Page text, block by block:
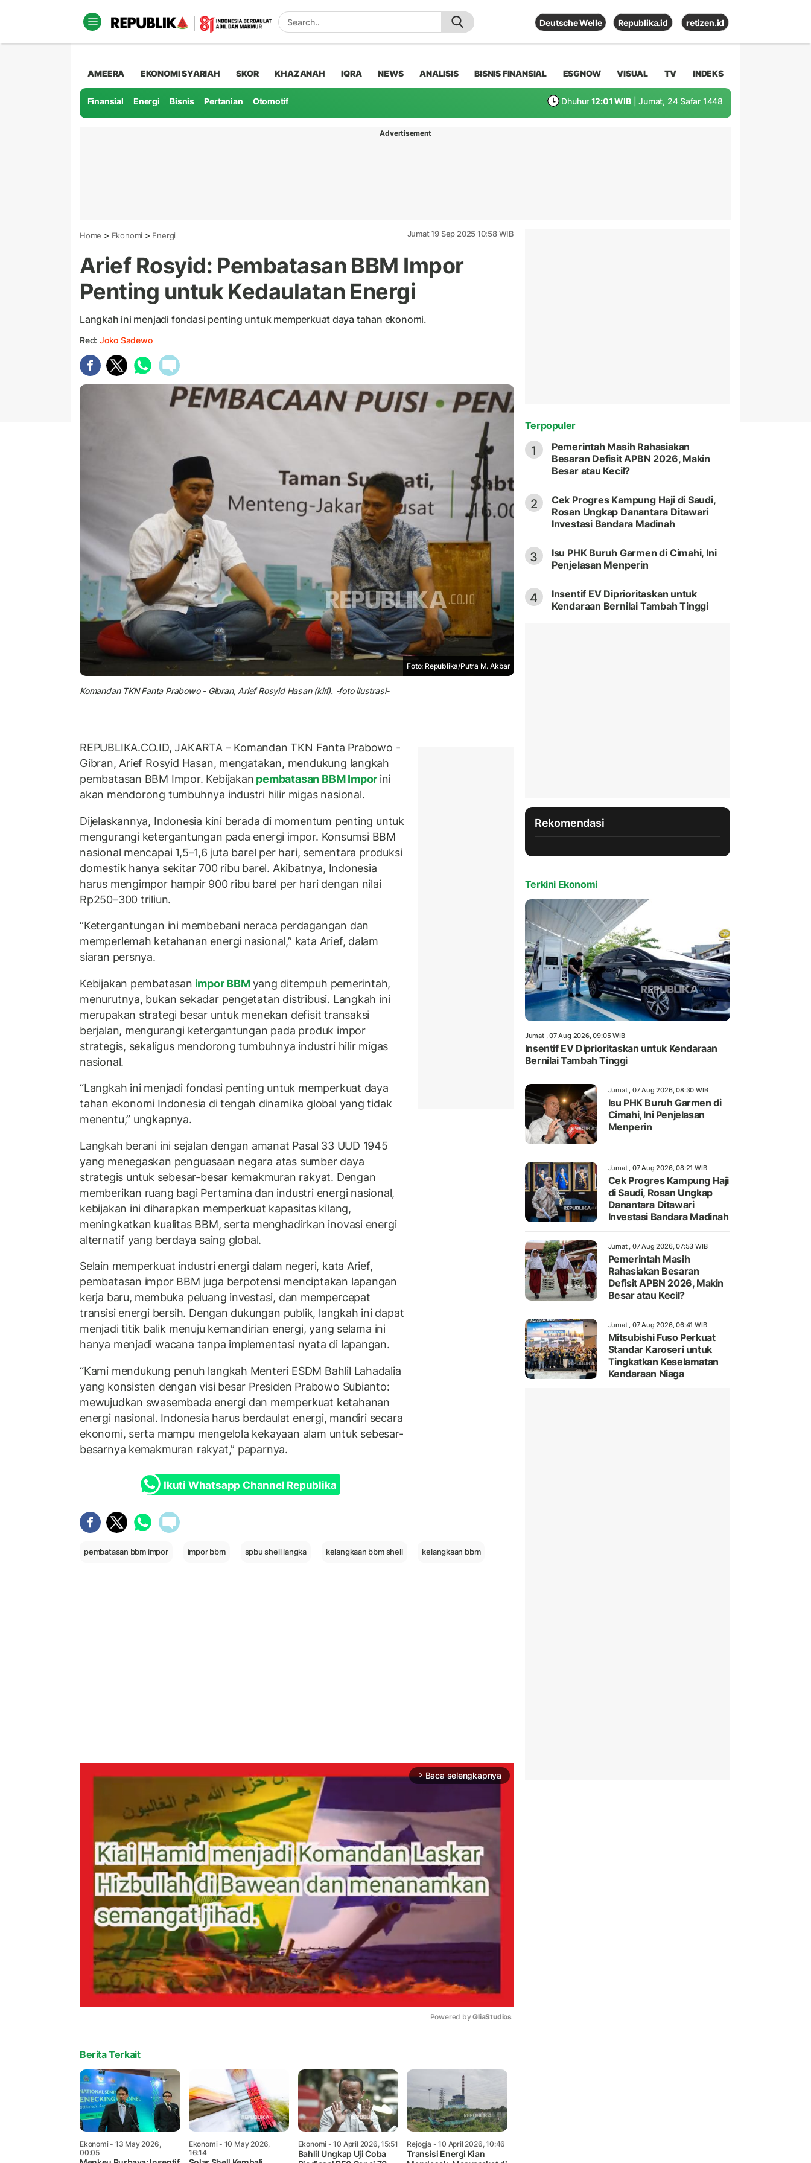
Deutsche Welle Republika.id retizen.id
AMEERA EKONOMI SYARIAH SKOR KHAZANAH IQRA NEWS ANALISIS BISNIS FINANSIAL ESGNOW VISUAL TV INDEKS
Finansial Energi Bisnis Pertanian Otomotif Dhuhur 12:01 WIB | Jumat, 24 Safar 1448
Advertisement
Home > Ekonomi > Energi Jumat 19 Sep 2025 10:58 WIB
Arief Rosyid: Pembatasan BBM Impor
Penting untuk Kedaulatan Energi
Langkah ini menjadi fondasi penting untuk memperkuat daya tahan ekonomi.
Red: Joko Sadewo
Foto: Republika/Putra M. Akbar
Komandan TKN Fanta Prabowo - Gibran, Arief Rosyid Hasan (kiri). -foto ilustrasi-
REPUBLIKA.CO.ID, JAKARTA – Komandan TKN Fanta Prabowo -
Gibran, Arief Rosyid Hasan, mengatakan, mendukung langkah
pembatasan BBM Impor. Kebijakan pembatasan BBM Impor ini
akan mendorong tumbuhnya industri hilir migas nasional.
Dijelaskannya, Indonesia kini berada di momentum penting untuk
mengurangi ketergantungan pada energi impor. Konsumsi BBM
nasional mencapai 1,5–1,6 juta barel per hari, sementara produksi
domestik hanya sekitar 700 ribu barel. Akibatnya, Indonesia
harus mengimpor hampir 900 ribu barel per hari dengan nilai
Rp250–300 triliun.
“Ketergantungan ini membebani neraca perdagangan dan
memperlemah ketahanan energi nasional,” kata Arief, dalam
siaran persnya.
Kebijakan pembatasan impor BBMyang ditempuh pemerintah,
menurutnya, bukan sekadar pengetatan distribusi. Langkah ini
merupakan strategi besar untuk menekan defisit transaksi
berjalan, mengurangi ketergantungan pada produk impor
strategis, sekaligus mendorong tumbuhnya industri hilir migas
nasional.
“Langkah ini menjadi fondasi penting untuk memperkuat daya
tahan ekonomi Indonesia di tengah dinamika global yang tidak
menentu,” ungkapnya.
Langkah berani ini sejalan dengan amanat Pasal 33 UUD 1945
yang menegaskan penguasaan negara atas sumber daya
strategis untuk sebesar-besar kemakmuran rakyat. Dengan
memberikan ruang bagi Pertamina dan industri energi nasional,
kebijakan ini diharapkan memperkuat kapasitas kilang,
meningkatkan kualitas BBM, serta menghadirkan inovasi energi
alternatif yang berdaya saing global.
Selain memperkuat industri energi dalam negeri, kata Arief,
pembatasan impor BBM juga berpotensi menciptakan lapangan
kerja baru, membuka peluang investasi, dan mempercepat
transisi energi bersih. Dengan dukungan publik, langkah ini dapat
menjadi titik balik menuju kemandirian energi, yang selama ini
hanya menjadi wacana tanpa implementasi nyata di lapangan.
“Kami mendukung penuh langkah Menteri ESDM Bahlil Lahadalia
yang konsisten dengan visi besar Presiden Prabowo Subianto:
mewujudkan swasembada energi dan memperkuat ketahanan
energi nasional. Indonesia harus berdaulat energi, mandiri secara
ekonomi, serta mampu mengelola kekayaan alam untuk sebesar-
besarnya kemakmuran rakyat,” paparnya.
Ikuti Whatsapp Channel Republika
pembatasan bbm impor impor bbm spbu shell langka kelangkaan bbm shell kelangkaan bbm
arrow_forward_ios Baca selengkapnya
Powered by GliaStudios
Berita Terkait
Ekonomi- 13 May 2026,
00:05
Ekonomi- 10 May 2026,
16:14
Ekonomi - 10 April 2026, 15:51
Bahlil Ungkap Uji Coba
Rejogja - 10 April 2026, 10:46
Transisi Energi Kian
Terpopuler
1
Pemerintah Masih Rahasiakan
Besaran Defisit APBN 2026, Makin
Besar atau Kecil?
2
Cek Progres Kampung Haji di Saudi,
Rosan Ungkap Danantara Ditawari
Investasi Bandara Madinah
3
Isu PHK Buruh Garmen di Cimahi, Ini
Penjelasan Menperin
4
Insentif EV Diprioritaskan untuk
Kendaraan Bernilai Tambah Tinggi
Rekomendasi
Terkini Ekonomi
Jumat , 07 Aug 2026, 09:05 WIB
Insentif EV Diprioritaskan untuk Kendaraan
Bernilai Tambah Tinggi
Jumat , 07 Aug 2026, 08:30 WIB
Isu PHK Buruh Garmen di
Cimahi, Ini Penjelasan
Menperin
Jumat , 07 Aug 2026, 08:21 WIB
Cek Progres Kampung Haji
di Saudi, Rosan Ungkap
Danantara Ditawari
Investasi Bandara Madinah
Jumat , 07 Aug 2026, 07:53 WIB
Pemerintah Masih
Rahasiakan Besaran
Defisit APBN 2026, Makin
Besar atau Kecil?
Jumat , 07 Aug 2026, 06:41 WIB
Mitsubishi Fuso Perkuat
Standar Karoseri untuk
Tingkatkan Keselamatan
Kendaraan Niaga